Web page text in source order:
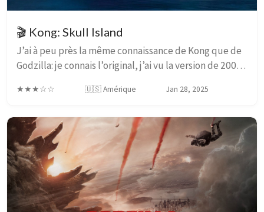
🎬 Kong: Skull Island
J’ai à peu près la même connaissance de Kong que de
Godzilla: je connais l’original, j’ai vu la version de 2005
compris le besoin de le confronter ...
★★★☆☆ 🇺🇸 Amérique Jan 28, 2025